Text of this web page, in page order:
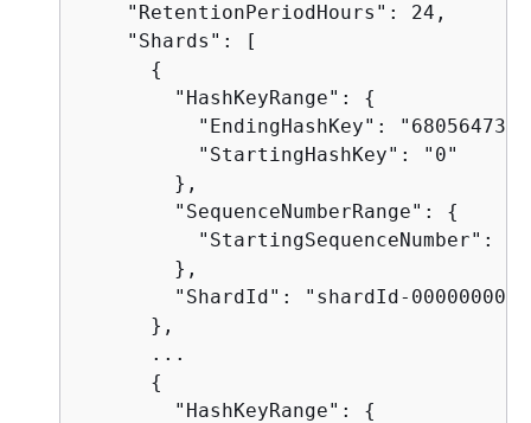
    "RetentionPeriodHours": 24,
    "Shards": [
{
        "HashKeyRange":
{
"EndingHashKey":
          "StartingHashKey": "0"
        },
        "SequenceNumberRange":
{
"StartingSequenceNumber":
        },
"ShardId": "shardId-
      },
      ...
{
        "HashKeyRange":
{